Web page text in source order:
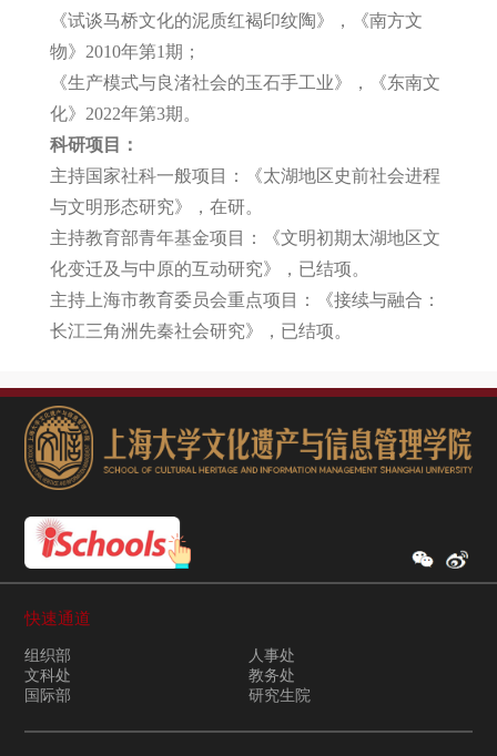
《试谈马桥文化的泥质红褐印纹陶》，《南方文
物》2010年第1期；
《生产模式与良渚社会的玉石手工业》，《东南文
化》2022年第3期。
科研项目：
主持国家社科一般项目：《太湖地区史前社会进程
与文明形态研究》，在研。
主持教育部青年基金项目：《文明初期太湖地区文
化变迁及与中原的互动研究》，已结项。
主持上海市教育委员会重点项目：《接续与融合：
长江三角洲先秦社会研究》，已结项。
快速通道
组织部
人事处
文科处
教务处
国际部
研究生院